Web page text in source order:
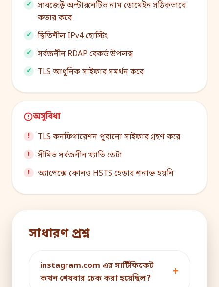
সাবজেক্ট অল্টারনেটিভ নাম ডোমেইন সঠিকভাবে
কভার করে
স্থিতিশীল IPv4 হোস্টিং
সর্বজনীন RDAP রেকর্ড উপলব্ধ
TLS আধুনিক সাইফার সমর্থন করে
অসুবিধা
TLS কনফিগারেশন পুরানো সাইফার গ্রহণ করে
সীমিত সর্বজনীন খ্যাতি ডেটা
অ্যাপেক্সে কোনও HSTS হেডার শনাক্ত হয়নি
সাধারণ প্রশ্ন
instagram.com এর সার্টিফিকেট
কখন শেষবার চেক করা হয়েছিল?